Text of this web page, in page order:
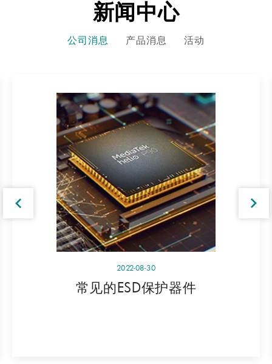
新闻中心
公司消息 产品消息 活动
2022-08-30
常见的ESD保护器件